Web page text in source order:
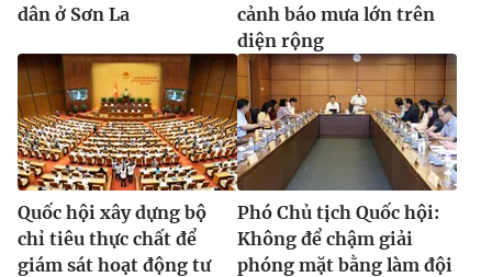
® Cấm sao chép dưới mọi hình thức nếu không có sự chấp
thuận bằng văn bản. Ghi rõ nguồn VTV.vn khi phát hành lại
thông tin từ website này.
dân ở Sơn La
cảnh báo mưa lớn trên
diện rộng
Quốc hội xây dựng bộ
chỉ tiêu thực chất để
giám sát hoạt động tư
Phó Chủ tịch Quốc hội:
Không để chậm giải
phóng mặt bằng làm đội